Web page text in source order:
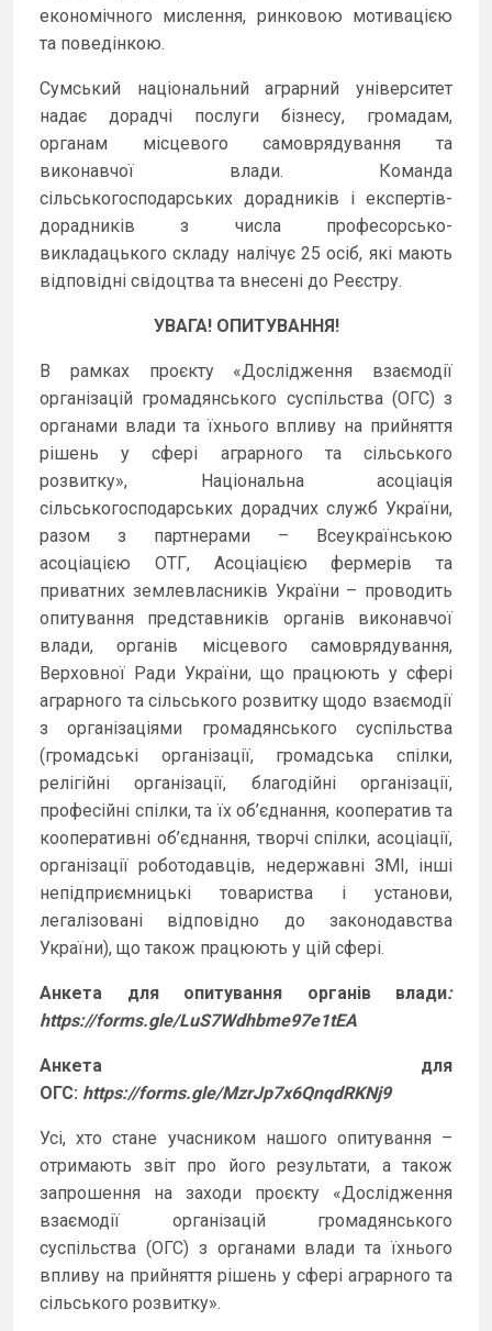
економічного мислення, ринковою мотивацією
та поведінкою.
Сумський національний аграрний університет
надає дорадчі послуги бізнесу, громадам,
органам місцевого самоврядування та
виконавчої влади. Команда
сільськогосподарських дорадників і експертів-
дорадників з числа професорсько-
викладацького складу налічує 25 осіб, які мають
відповідні свідоцтва та внесені до Реєстру.
УВАГА! ОПИТУВАННЯ!
В рамках проєкту «Дослідження взаємодії
організацій громадянського суспільства (ОГС) з
органами влади та їхнього впливу на прийняття
рішень у сфері аграрного та сільського
розвитку», Національна асоціація
сільськогосподарських дорадчих служб України,
разом з партнерами – Всеукраїнською
асоціацією ОТГ, Асоціацією фермерів та
приватних землевласників України – проводить
опитування представників органів виконавчої
влади, органів місцевого самоврядування,
Верховної Ради України, що працюють у сфері
аграрного та сільського розвитку щодо взаємодії
з організаціями громадянського суспільства
(громадські організації, громадська спілки,
релігійні організації, благодійні організації,
професійні спілки, та їх об’єднання, кооператив та
кооперативні об’єднання, творчі спілки, асоціації,
організації роботодавців, недержавні ЗМІ, інші
непідприємницькі товариства і установи,
легалізовані відповідно до законодавства
України), що також працюють у цій сфері.
Анкета для опитування органів влади:
https://forms.gle/LuS7Wdhbme97e1tEA
Анкета для
ОГС: https://forms.gle/MzrJp7x6QnqdRKNj9
Усі, хто стане учасником нашого опитування –
отримають звіт про його результати, а також
запрошення на заходи проєкту «Дослідження
взаємодії організацій громадянського
суспільства (ОГС) з органами влади та їхнього
впливу на прийняття рішень у сфері аграрного та
сільського розвитку».